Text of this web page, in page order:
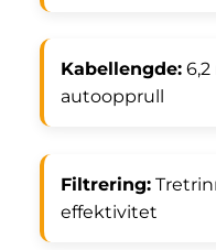
Kabellengde:6,2
autoopprull
Filtrering:
effektivitet